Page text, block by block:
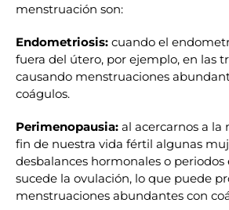
menstruación son:
Endometriosis: cuando el
fuera del útero, por ejemplo, en las
causando menstruaciones
coágulos.
Perimenopausia: al acercarnos a la
fin de nuestra vida fértil algunas
desbalances hormonales o periodos
sucede la ovulación, lo que puede
menstruaciones abundantes con